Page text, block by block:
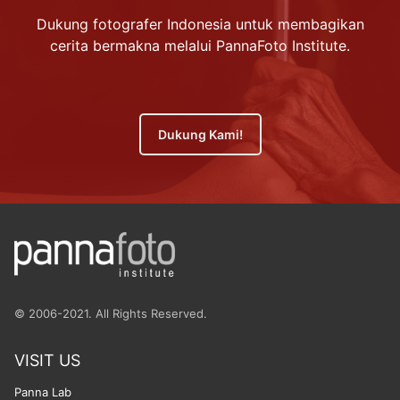
Dukung fotografer Indonesia untuk membagikan
cerita bermakna melalui PannaFoto Institute.
Dukung Kami!
© 2006-2021. All Rights Reserved.
VISIT US
Panna Lab